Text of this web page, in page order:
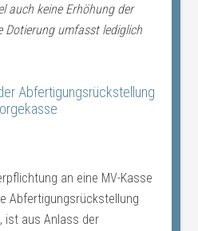
auch keine Erhöhung der
Dotierung umfasst lediglich
Abfertigungsrückstellung
an eine MV-Kasse
Abfertigungsrückstellung
ist aus Anlass der